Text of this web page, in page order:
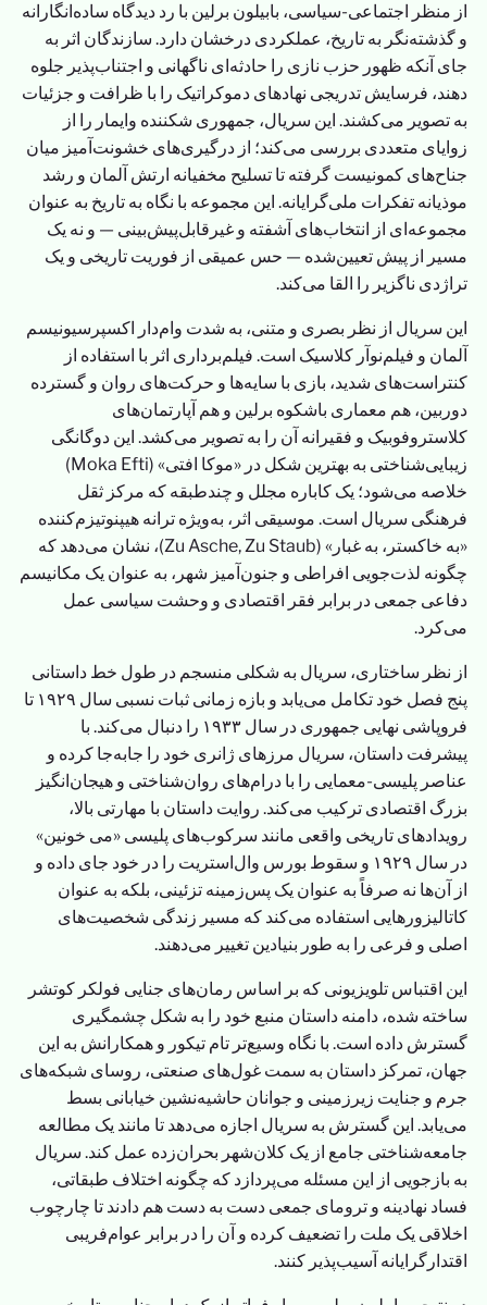
از منظر اجتماعی-سیاسی، بابیلون برلین با رد دیدگاه ساده‌انگارانه
و گذشته‌نگر به تاریخ، عملکردی درخشان دارد. سازندگان اثر به
جای آنکه ظهور حزب نازی را حادثه‌ای ناگهانی و اجتناب‌پذیر جلوه
دهند، فرسایش تدریجی نهادهای دموکراتیک را با ظرافت و جزئیات
به تصویر می‌کشند. این سریال، جمهوری شکننده وایمار را از
زوایای متعددی بررسی می‌کند؛ از درگیری‌های خشونت‌آمیز میان
جناح‌های کمونیست گرفته تا تسلیح مخفیانه ارتش آلمان و رشد
موذیانه تفکرات ملی‌گرایانه. این مجموعه با نگاه به تاریخ به عنوان
مجموعه‌ای از انتخاب‌های آشفته و غیرقابل‌پیش‌بینی — و نه یک
مسیر از پیش تعیین‌شده — حس عمیقی از فوریت تاریخی و یک
تراژدی ناگزیر را القا می‌کند.
این سریال از نظر بصری و متنی، به شدت وام‌دار اکسپرسیونیسم
آلمان و فیلم‌نوآر کلاسیک است. فیلم‌برداری اثر با استفاده از
کنتراست‌های شدید، بازی با سایه‌ها و حرکت‌های روان و گسترده
دوربین، هم معماری باشکوه برلین و هم آپارتمان‌های
کلاستروفوبیک و فقیرانه آن را به تصویر می‌کشد. این دوگانگی
زیبایی‌شناختی به بهترین شکل در «موکا افتی» (Moka Efti)
خلاصه می‌شود؛ یک کاباره مجلل و چندطبقه که مرکز ثقل
فرهنگی سریال است. موسیقی اثر، به‌ویژه ترانه هیپنوتیزم‌کننده
«به خاکستر، به غبار» (Zu Asche, Zu Staub)، نشان می‌دهد که
چگونه لذت‌جویی افراطی و جنون‌آمیز شهر، به عنوان یک مکانیسم
دفاعی جمعی در برابر فقر اقتصادی و وحشت سیاسی عمل
می‌کرد.
از نظر ساختاری، سریال به شکلی منسجم در طول خط داستانی
پنج فصل خود تکامل می‌یابد و بازه زمانی ثبات نسبی سال ۱۹۲۹ تا
فروپاشی نهایی جمهوری در سال ۱۹۳۳ را دنبال می‌کند. با
پیشرفت داستان، سریال مرزهای ژانری خود را جابه‌جا کرده و
عناصر پلیسی-معمایی را با درام‌های روان‌شناختی و هیجان‌انگیز
بزرگ اقتصادی ترکیب می‌کند. روایت داستان با مهارتی بالا،
رویدادهای تاریخی واقعی مانند سرکوب‌های پلیسی «می خونین»
در سال ۱۹۲۹ و سقوط بورس وال‌استریت را در خود جای داده و
از آن‌ها نه صرفاً به عنوان یک پس‌زمینه تزئینی، بلکه به عنوان
کاتالیزورهایی استفاده می‌کند که مسیر زندگی شخصیت‌های
اصلی و فرعی را به طور بنیادین تغییر می‌دهند.
این اقتباس تلویزیونی که بر اساس رمان‌های جنایی فولکر کوتشر
ساخته شده، دامنه داستان منبع خود را به شکل چشمگیری
گسترش داده است. با نگاه وسیع‌تر تام تیکور و همکارانش به این
جهان، تمرکز داستان به سمت غول‌های صنعتی، روسای شبکه‌های
جرم و جنایت زیرزمینی و جوانان حاشیه‌نشین خیابانی بسط
می‌یابد. این گسترش به سریال اجازه می‌دهد تا مانند یک مطالعه
جامعه‌شناختی جامع از یک کلان‌شهر بحران‌زده عمل کند. سریال
به بازجویی از این مسئله می‌پردازد که چگونه اختلاف طبقاتی،
فساد نهادینه و ترومای جمعی دست به دست هم دادند تا چارچوب
اخلاقی یک ملت را تضعیف کرده و آن را در برابر عوام‌فریبی
اقتدارگرایانه آسیب‌پذیر کنند.